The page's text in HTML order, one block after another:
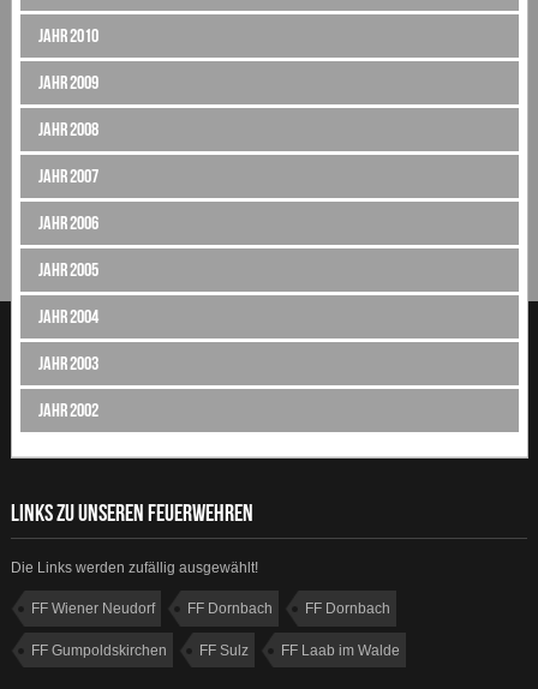
Jahr 2010
Jahr 2009
Jahr 2008
Jahr 2007
Jahr 2006
Jahr 2005
Jahr 2004
Jahr 2003
Jahr 2002
LINKS ZU UNSEREN FEUERWEHREN
Die Links werden zufällig ausgewählt!
FF Wiener Neudorf FF Dornbach FF Dornbach
FF Gumpoldskirchen FF Sulz FF Laab im Walde